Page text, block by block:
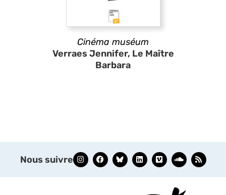
Cinéma muséum
Verraes Jennifer, Le Maître
Barbara
Nous suivre